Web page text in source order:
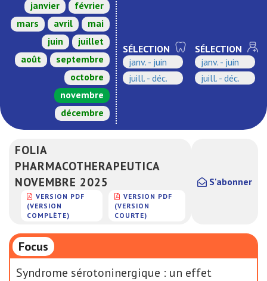
janvier
février
mars
avril
mai
juin
juillet
août
septembre
octobre
novembre
décembre
SÉLECTION
janv. - juin
juill. - déc.
SÉLECTION
janv. - juin
juill. - déc.
FOLIA
PHARMACOTHERAPEUTICA
NOVEMBRE 2025
VERSION PDF
(VERSION
COMPLÈTE)
VERSION PDF
(VERSION
COURTE)
S'abonner
Focus
Syndrome sérotoninergique : un effet